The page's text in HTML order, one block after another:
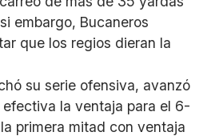
embargo, Bucaneros
que los regios dieran la
su serie ofensiva, avanzó
la ventaja para el 6-
primera mitad con ventaja